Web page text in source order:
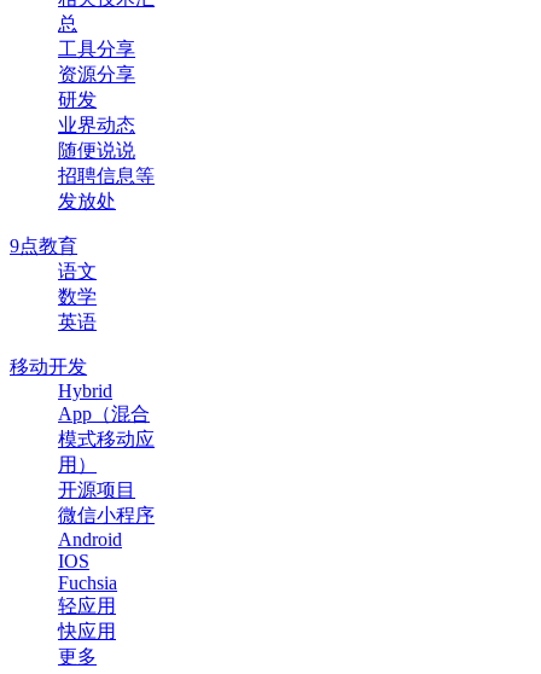
总
工具分享
资源分享
研发
业界动态
随便说说
招聘信息等
发放处
9点教育
语文
数学
英语
移动开发
Hybrid
App（混合
模式移动应
用）
开源项目
微信小程序
Android
IOS
Fuchsia
轻应用
快应用
更多